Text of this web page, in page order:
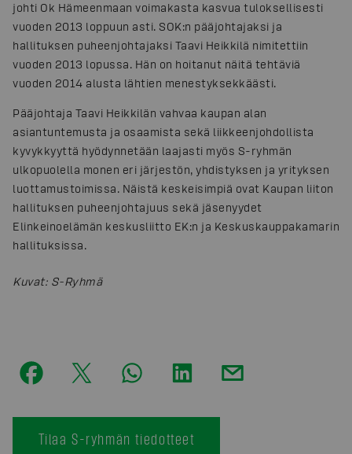
johti Ok Hämeenmaan voimakasta kasvua tuloksellisesti
vuoden 2013 loppuun asti. SOK:n pääjohtajaksi ja
hallituksen puheenjohtajaksi Taavi Heikkilä nimitettiin
vuoden 2013 lopussa. Hän on hoitanut näitä tehtäviä
vuoden 2014 alusta lähtien menestyksekkäästi.
Pääjohtaja Taavi Heikkilän vahvaa kaupan alan
asiantuntemusta ja osaamista sekä liikkeenjohdollista
kyvykkyyttä hyödynnetään laajasti myös S-ryhmän
ulkopuolella monen eri järjestön, yhdistyksen ja yrityksen
luottamustoimissa. Näistä keskeisimpiä ovat Kaupan liiton
hallituksen puheenjohtajuus sekä jäsenyydet
Elinkeinoelämän keskusliitto EK:n ja Keskuskauppakamarin
hallituksissa.
Kuvat: S-Ryhmä
Tilaa S-ryhmän tiedotteet